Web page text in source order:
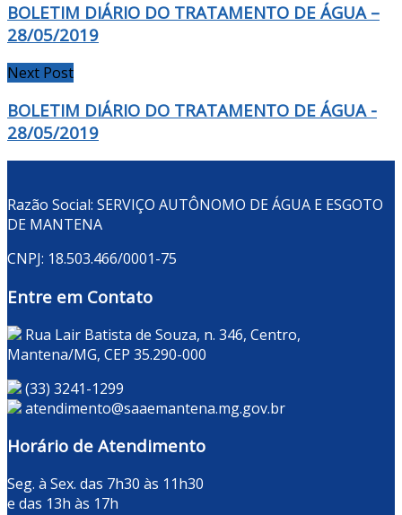
BOLETIM DIÁRIO DO TRATAMENTO DE ÁGUA –
28/05/2019
Next Post
BOLETIM DIÁRIO DO TRATAMENTO DE ÁGUA -
28/05/2019
Razão Social: SERVIÇO AUTÔNOMO DE ÁGUA E ESGOTO
DE MANTENA
CNPJ: 18.503.466/0001-75
Entre em Contato
Rua Lair Batista de Souza, n. 346, Centro,
Mantena/MG, CEP 35.290-000
(33) 3241-1299
atendimento@saaemantena.mg.gov.br
Horário de Atendimento
Seg. à Sex. das 7h30 às 11h30
e das 13h às 17h